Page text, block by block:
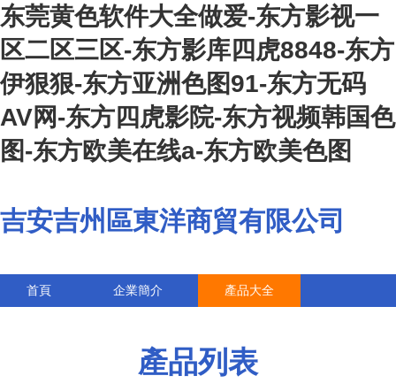
东莞黄色软件大全做爱-东方影视一
区二区三区-东方影库四虎8848-东方
伊狠狠-东方亚洲色图91-东方无码
AV网-东方四虎影院-东方视频韩国色
图-东方欧美在线a-东方欧美色图
吉安吉州區東洋商貿有限公司
首頁 企業簡介 產品大全
產品列表